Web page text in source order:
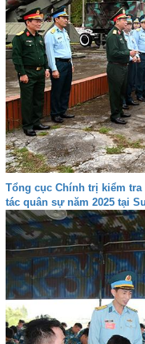
Tổng cục Chính trị kiểm
tác quân sự năm 2025 tại